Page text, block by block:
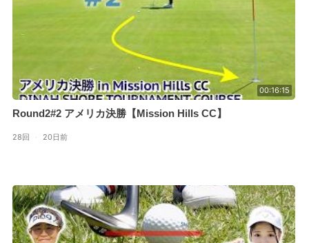
00:16:15
Round2#2 アメリカ決勝【Mission Hills CC】
28回 · 20日前